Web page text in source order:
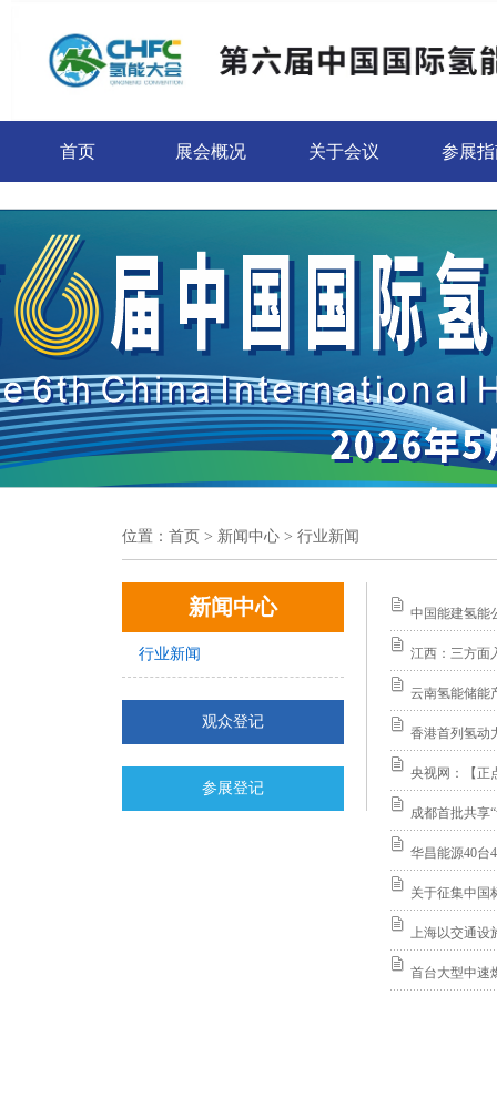
首页 展会概况 关于会议 参展
位置： 首页 > 新闻中心 > 行业新闻
新闻中心
行业新闻
观众登记
参展登记
中国能建氢能
江西：三方面
云南氢能储能
香港首列氢动
央视网：【正
成都首批共享
华昌能源40台
关于征集中国
上海以交通设
首台大型中速